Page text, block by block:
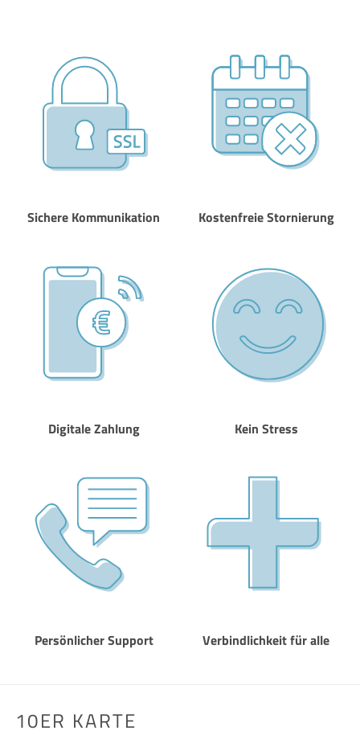
Sichere Kommunikation Kostenfreie Stornierung
Digitale Zahlung Kein Stress
Persönlicher Support Verbindlichkeit für alle
10ER KARTE